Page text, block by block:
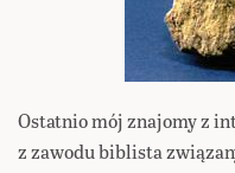
Ostatnio mój znajomy z
z zawodu biblista